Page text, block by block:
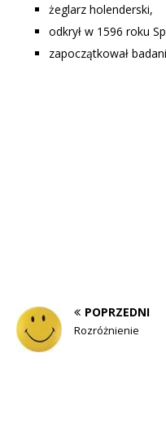
żeglarz holenderski,
odkrył w 1596 roku
zapoczątkował
POPRZEDNI
Rozróżnienie